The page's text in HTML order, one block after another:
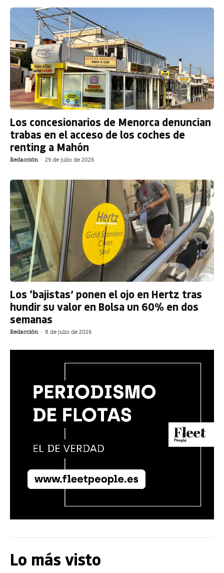
Los concesionarios de Menorca denuncian
trabas en el acceso de los coches de
renting a Mahón
Redacción - 29 de julio de 2026
Los ‘bajistas’ ponen el ojo en Hertz tras
hundir su valor en Bolsa un 60% en dos
semanas
Redacción - 8 de julio de 2026
Lo más visto